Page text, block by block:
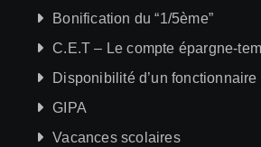
Bonification du “1/5ème”
C.E.T – Le compte épargne-
Disponibilité d’un fonctionnaire
GIPA
Vacances scolaires